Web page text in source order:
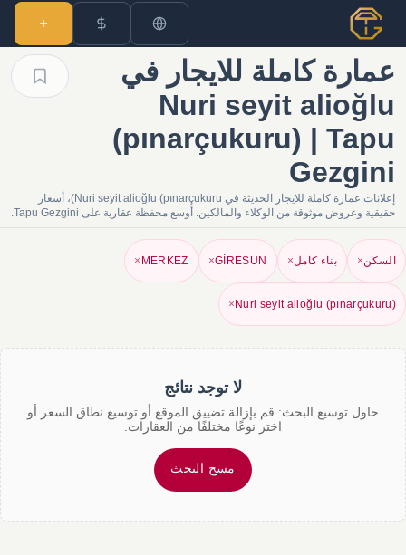
عمارة كاملة للايجار في
Nuri seyit alioğlu
(pınarçukuru) | Tapu
Gezgini
إعلانات عمارة كاملة للايجار الحديثة في Nuri seyit alioğlu (pınarçukuru)، أسعار
حقيقية وعروض موثوقة من الوكلاء والمالكين. أوسع محفظة عقارية على Tapu Gezgini.
السكن× بناء كامل×
GİRESUN
×
MERKEZ
×
Nuri seyit alioğlu (pınarçukuru)
×
لا توجد نتائج
حاول توسيع البحث: قم بإزالة تضييق الموقع أو توسيع نطاق السعر أو
اختر نوعًا مختلفًا من العقارات.
مسح البحث